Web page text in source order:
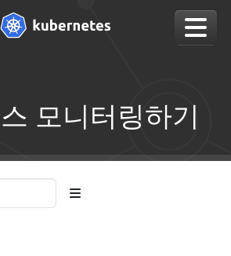
모니터링하기